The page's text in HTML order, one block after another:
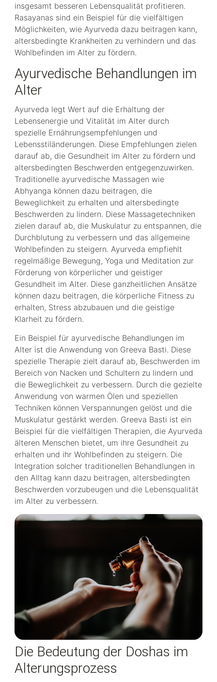
insgesamt besseren Lebensqualität profitieren.
Rasayanas sind ein Beispiel für die vielfältigen
Möglichkeiten, wie Ayurveda dazu beitragen kann,
altersbedingte Krankheiten zu verhindern und das
Wohlbefinden im Alter zu fördern.
Ayurvedische Behandlungen im
Alter
Ayurveda legt Wert auf die Erhaltung der
Lebensenergie und Vitalität im Alter durch
spezielle Ernährungsempfehlungen und
Lebensstiländerungen. Diese Empfehlungen zielen
darauf ab, die Gesundheit im Alter zu fördern und
altersbedingten Beschwerden entgegenzuwirken.
Traditionelle ayurvedische Massagen wie
Abhyanga können dazu beitragen, die
Beweglichkeit zu erhalten und altersbedingte
Beschwerden zu lindern. Diese Massagetechniken
zielen darauf ab, die Muskulatur zu entspannen, die
Durchblutung zu verbessern und das allgemeine
Wohlbefinden zu steigern. Ayurveda empfiehlt
regelmäßige Bewegung, Yoga und Meditation zur
Förderung von körperlicher und geistiger
Gesundheit im Alter. Diese ganzheitlichen Ansätze
können dazu beitragen, die körperliche Fitness zu
erhalten, Stress abzubauen und die geistige
Klarheit zu fördern.
Ein Beispiel für ayurvedische Behandlungen im
Alter ist die Anwendung von Greeva Basti. Diese
spezielle Therapie zielt darauf ab, Beschwerden im
Bereich von Nacken und Schultern zu lindern und
die Beweglichkeit zu verbessern. Durch die gezielte
Anwendung von warmen Ölen und speziellen
Techniken können Verspannungen gelöst und die
Muskulatur gestärkt werden. Greeva Basti ist ein
Beispiel für die vielfältigen Therapien, die Ayurveda
älteren Menschen bietet, um ihre Gesundheit zu
erhalten und ihr Wohlbefinden zu steigern. Die
Integration solcher traditionellen Behandlungen in
den Alltag kann dazu beitragen, altersbedingten
Beschwerden vorzubeugen und die Lebensqualität
im Alter zu verbessern.
Die Bedeutung der Doshas im
Alterungsprozess